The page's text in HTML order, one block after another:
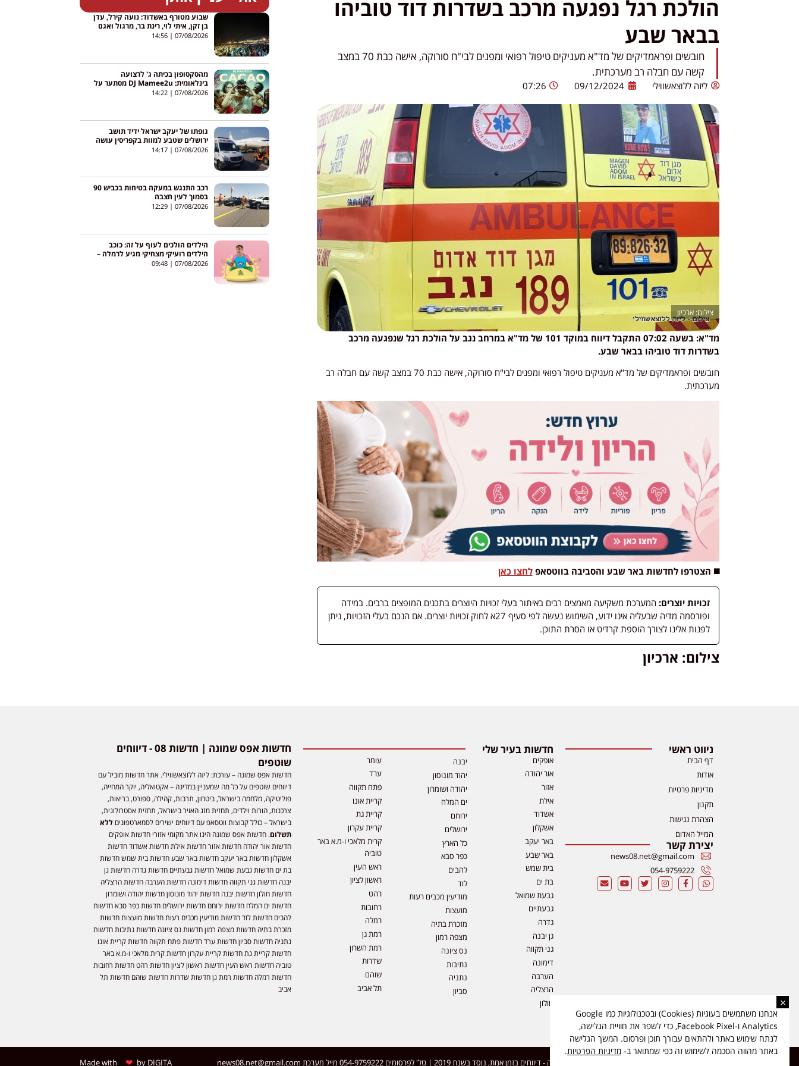
הולכת רגל נפגעה מרכב בשדרות דוד טוביהו
בבאר שבע
חובשים ופראמדיקים של מד"א מעניקים טיפול רפואי ומפנים לבי"ח סורוקה, אישה כבת 70 במצב
קשה עם חבלה רב מערכתית.
ליזה ללוצאשווילי 09/12/2024
07:26
ארכיון
מד"א: בשעה 07:02 התקבל דיווח במוקד 101 של מד"א במרחב נגב על הולכת רגל שנפגעה מרכב
בשדרות דוד טוביהו בבאר שבע.
חובשים ופראמדיקים של מד"א מעניקים טיפול רפואי ומפנים לבי"ח סורוקה, אישה כבת 70 במצב קשה עם חבלה רב
מערכתית.
◼️ הצטרפו לחדשות באר שבע והסביבה בווטסאפלחצו כאן
זכויות יוצרים: המערכת משקיעה מאמצים רבים באיתור בעלי זכויות היוצרים בתכנים המופצים ברבים. במידה
ופורסמה מדיה שבעליה אינו ידוע, השימוש נעשה לפי סעיף 27א לחוק זכויות יוצרים. אם הנכם בעלי הזכויות, ניתן
לפנות אלינו לצורך הוספת קרדיט או הסרת התוכן.
צילום: ארכיון
שבוע מטורף באשדוד: נועה קירל, עדן
בן זקן, איתי לוי, רינת בר, מרגול ואגם
בוחבוט – והכניסה חופשית
07/08/2026
14:56
מהסקסופון בכיתה ג' לרצועה
בינלאומית: DJ Mamee2u מסתער על
יוטיוב עם שיר חדש
07/08/2026
14:22
גופתו של יעקב ישראל ידיד תושב
ירושלים שטבע למוות בקפריסין עושה
את דרכה לישראל
07/08/2026
14:17
רכב התנגש במעקה בטיחות בכביש 90
בסמוך לעין חצבה
07/08/2026
12:29
הילדים הולכים לעוף על זה: כוכב
הילדים רועיקי מצחיקי מגיע לרמלה –
והכניסה חופשית
07/08/2026
09:48
ניווט ראשי
דף הבית
אודות
מדיניות פרטיות
תקנון
הצהרת נגישות
המייל האדום
יצירת קשר
news08.net@gmail.com
054-9759222
חדשות בעיר שלי
אופקים
אור יהודה
אזור
אילת
אשדוד
אשקלון
באר יעקב
באר שבע
בית שמש
בת ים
גבעת שמואל
גבעתיים
גדרה
גן יבנה
גני תקווה
דימונה
הערבה
הרצליה
חולון
יבנה
יהוד מונוסון
יהודה ושומרון
ים המלח
ירוחם
ירושלים
כל הארץ
כפר סבא
להבים
לוד
מודיעין מכבים רעות
מועצות
מזכרת בתיה
מצפה רמון
נס ציונה
נתיבות
נתניה
סביון
עומר
ערד
פתח תקווה
קריית אונו
קריית גת
קריית עקרון
קרית מלאכי ו-מ.א באר
טוביה
ראש העין
ראשון לציון
רהט
רחובות
רמלה
רמת גן
רמת השרון
שדרות
שוהם
תל אביב
חדשות אפס שמונה | חדשות 08 - דיווחים
שוטפים
חדשות אפס שמונה – עורכת: ליזה ללוצאשווילי. אתר חדשות מוביל עם
דיווחים שוטפים על כל מה שמעניין במדינה – אקטואליה, יוקר המחייה,
פוליטיקה, מלחמה בישראל, ביטחון, תרבות, קהילה, ספורט, בריאות,
צרכנות, הורות וילדים, תחזית מזג האויר בישראל, תחזית אסטרולוגית,
בישראל – כולל קבוצות ווטסאפ עם דיווחים ישירים לסמארטפוניםללא
תשלום. חדשות אפס שמונה הינו אתר מקומי אזורי חדשות אופקים
חדשות אור יהודה חדשות אזור חדשות אילת חדשות אשדוד חדשות
אשקלון חדשות באר יעקב חדשות באר שבע חדשות בית שמש חדשות
בת ים חדשות גבעת שמואל חדשות גבעתיים חדשות גדרה חדשות גן
יבנה חדשות גני תקווה חדשות דימונה חדשות הערבה חדשות הרצליה
חדשות חולון חדשות יבנה חדשות יהוד מונוסון חדשות יהודה ושומרון
חדשות ים המלח חדשות ירוחם חדשות ירושלים חדשות כפר סבא חדשות
להבים חדשות לוד חדשות מודיעין מכבים רעות חדשות מועצות חדשות
מזכרת בתיה חדשות מצפה רמון חדשות נס ציונה חדשות נתיבות חדשות
נתניה חדשות סביון חדשות ערד חדשות פתח תקווה חדשות קריית אונו
חדשות קריית גת חדשות קריית עקרון חדשות קרית מלאכי ו-מ.א באר
טוביה חדשות ראש העין חדשות ראשון לציון חדשות רהט חדשות רחובות
חדשות רמלה חדשות רמת גן חדשות שדרות חדשות שוהם חדשות תל
אביב
כל הזכויות שמורות ל-ליזה ללוצאשווילי - חדשות אפס שמונה - דיווחים בזמן אמת, נוסד בשנת 2019 | טל' לפרסומים 054-9759222 מייל מערכת news08.net@gmail.com
Made with ❤ by DIGITA
×
אנחנו משתמשים בעוגיות (Cookies) ובטכנולוגיות כמו Google
Analytics ו-Facebook Pixel, כדי לשפר את חוויית הגלישה,
לנתח שימוש באתר ולהתאים עבורך תוכן ופרסום. המשך הגלישה
באתר מהווה הסכמה לשימוש זה כפי שמתואר ב- מדיניות הפרטיות.